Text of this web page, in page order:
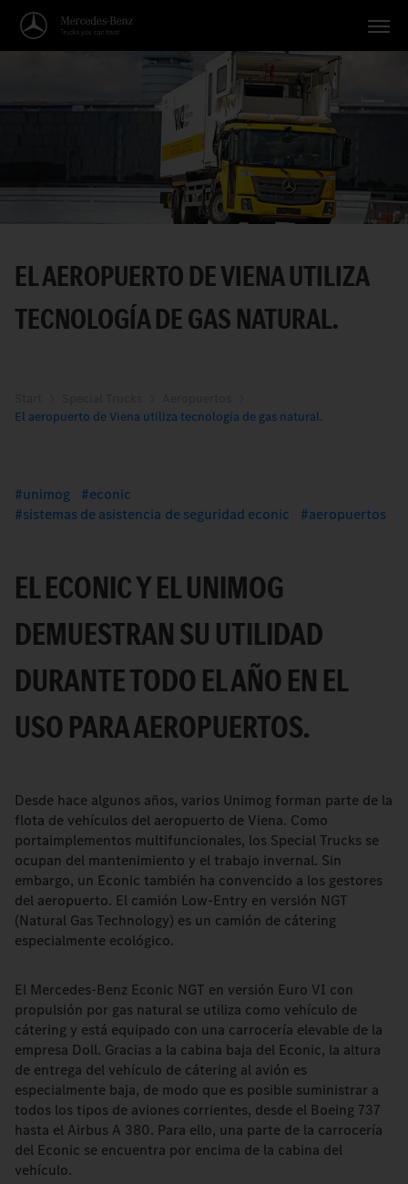
Aplicaciones
Español
EL AEROPUERTO DE VIENA UTILIZA
TECNOLOGÍA DE GAS NATURAL.
El aeropuerto de Viena utiliza tecnología de gas natural.
unimog
econic
sistemas de asistencia de seguridad econic
aeropuertos
EL ECONIC Y EL UNIMOG
DEMUESTRAN SU UTILIDAD
DURANTE TODO EL AÑO EN EL
USO PARA AEROPUERTOS.
Desde hace algunos años, varios Unimog forman parte de la
flota de vehículos del aeropuerto de Viena. Como
portaimplementos multifuncionales, los Special Trucks se
ocupan del mantenimiento y el trabajo invernal. Sin
embargo, un Econic también ha convencido a los gestores
del aeropuerto. El camión Low-Entry en versión NGT
(Natural Gas Technology) es un camión de cátering
especialmente ecológico.
El Mercedes-Benz Econic NGT en versión Euro VI con
propulsión por gas natural se utiliza como vehículo de
cátering y está equipado con una carrocería elevable de la
empresa Doll. Gracias a la cabina baja del Econic, la altura
de entrega del vehículo de cátering al avión es
especialmente baja, de modo que es posible suministrar a
todos los tipos de aviones corrientes, desde el Boeing 737
hasta el Airbus A 380. Para ello, una parte de la carrocería
del Econic se encuentra por encima de la cabina del
vehículo.